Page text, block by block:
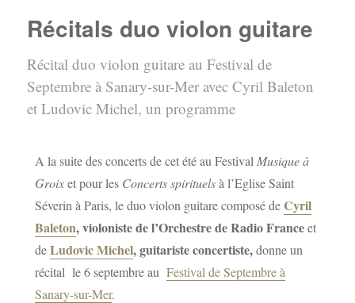
Récitals duo violon guitare
Récital duo violon guitare au Festival de
Septembre à Sanary-sur-Mer avec Cyril Baleton
et Ludovic Michel, un programme
A la suite des concerts de cet été au Festival Musique à
Groixet pour les Concerts spirituelsà l’Eglise Saint
Séverin à Paris, le duo violon guitare composé deCyril
Baleton, violoniste de l’Orchestre de Radio Franceet
deLudovic Michel, guitariste concertiste,donne un
récital le 6 septembre auFestival de Septembre à
Sanary-sur-Mer.